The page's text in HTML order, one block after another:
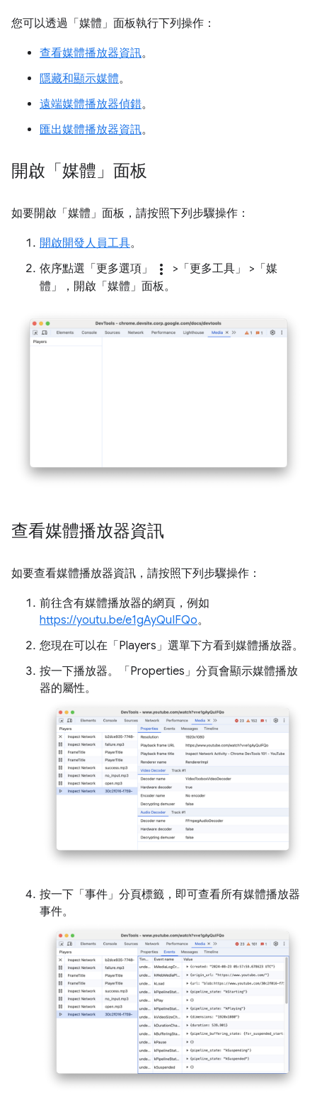
您可以透過「媒體」 面板執行下列操作：
查看媒體播放器資訊。
隱藏和顯示媒體。
遠端媒體播放器偵錯。
匯出媒體播放器資訊。
開啟「媒體」面板
如要開啟「媒體」 面板，請按照下列步驟操作：
開啟開發人員工具。
依序點選「更多選項」
more_vert >「更多工具」
>「媒
體」
，開啟「媒體」 面板。
查看媒體播放器資訊
如要查看媒體播放器資訊，請按照下列步驟操作：
前往含有媒體播放器的網頁，例如
https://youtu.be/e1gAyQuIFQo。
您現在可以在「Players」 選單下方看到媒體播放器。
按一下播放器。「Properties」 分頁會顯示媒體播放
器的屬性。
按一下「事件」 分頁標籤，即可查看所有媒體播放器
事件。